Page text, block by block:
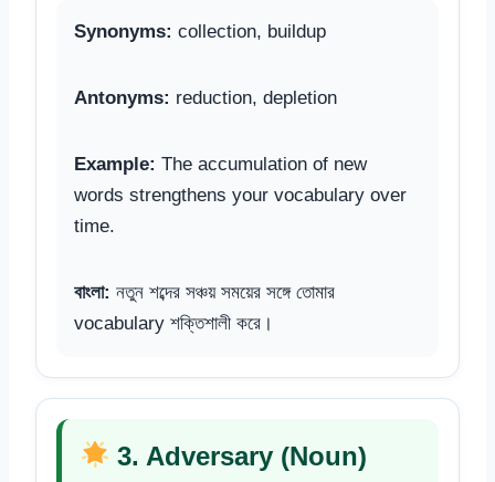
Synonyms: collection, buildup
Antonyms: reduction, depletion
Example: The accumulation of new
words strengthens your vocabulary over
time.
বাংলা: নতুন শব্দের সঞ্চয় সময়ের সঙ্গে তোমার
vocabulary শক্তিশালী করে।
3. Adversary (Noun)